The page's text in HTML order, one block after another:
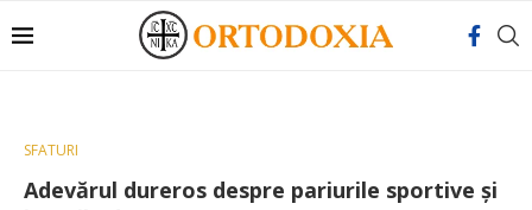
SFATURI
Adevărul dureros despre pariurile sportive și